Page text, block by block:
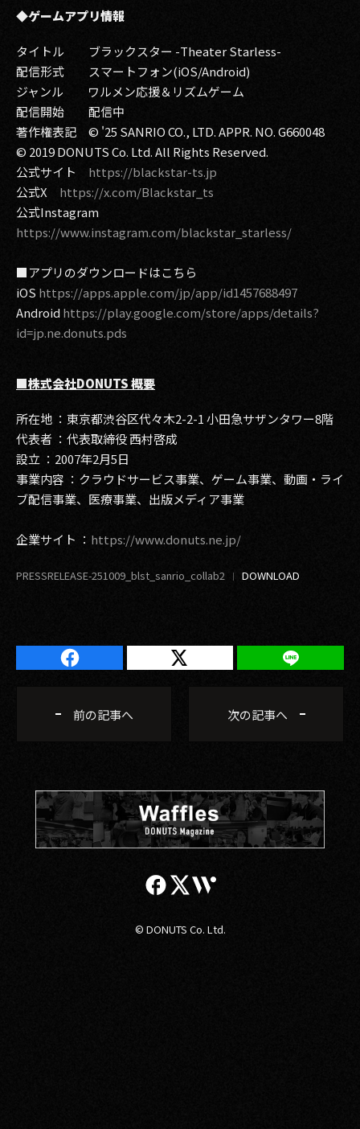
◆ゲームアプリ情報
タイトル ブラックスター -Theater Starless-
配信形式 スマートフォン(iOS/Android)
ジャンル ワルメン応援＆リズムゲーム
配信開始 配信中
著作権表記 © '25 SANRIO CO., LTD. APPR. NO. G660048
© 2019 DONUTS Co. Ltd. All Rights Reserved.
公式サイト https://blackstar-ts.jp
公式X https://x.com/Blackstar_ts
公式Instagram
https://www.instagram.com/blackstar_starless/
■アプリのダウンロードはこちら
iOS https://apps.apple.com/jp/app/id1457688497
Androidhttps://play.google.com/store/apps/details?
id=jp.ne.donuts.pds
■株式会社DONUTS 概要
所在地 ：東京都渋谷区代々木2-2-1 小田急サザンタワー8階
代表者 ：代表取締役 西村啓成
設立 ：2007年2月5日
事業内容 ：クラウドサービス事業、ゲーム事業、動画・ライ
ブ配信事業、医療事業、出版メディア事業
企業サイト ： https://www.donuts.ne.jp/
PRESSRELEASE-251009_blst_sanrio_collab2
前の記事へ 次の記事へ
© DONUTS Co. Ltd.